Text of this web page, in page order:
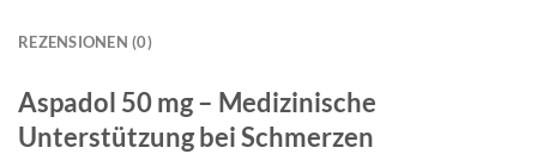
REZENSIONEN (0)
Aspadol 50 mg – Medizinische
Unterstützung bei Schmerzen